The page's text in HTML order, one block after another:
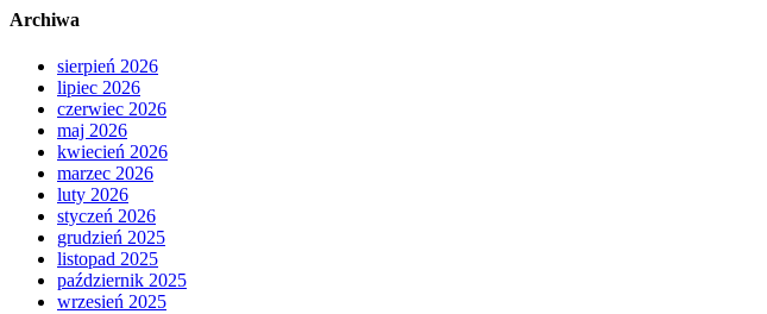
Archiwa
sierpień 2026
lipiec 2026
czerwiec 2026
maj 2026
kwiecień 2026
marzec 2026
luty 2026
styczeń 2026
grudzień 2025
listopad 2025
październik 2025
wrzesień 2025